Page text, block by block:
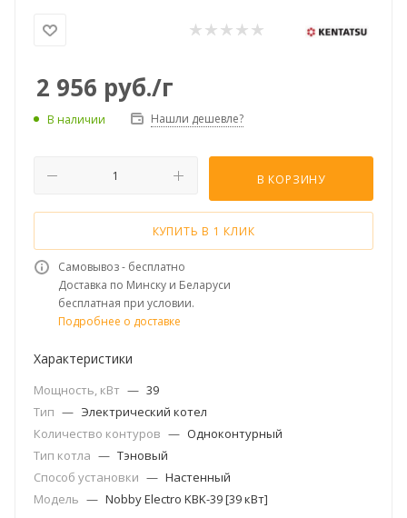
2 956 руб./г
В наличии Нашли дешевле?
В КОРЗИНУ
КУПИТЬ В 1 КЛИК
Самовывоз - бесплатно
Доставка по Минску и Беларуси
бесплатная при условии.
Подробнее о доставке
Характеристики
Мощность, кВт — 39
Тип — Электрический котел
Количество контуров — Одноконтурный
Тип котла — Тэновый
Способ установки — Настенный
Модель — Nobby Electro KBK-39 [39 кВт]